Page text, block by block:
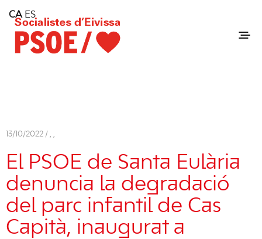
Consell Insular d'Eivissa
Services
Contact
13/10/2022 / , ,
El PSOE de Santa Eulària
denuncia la degradació
del parc infantil de Cas
Capità, inaugurat a
CA ES